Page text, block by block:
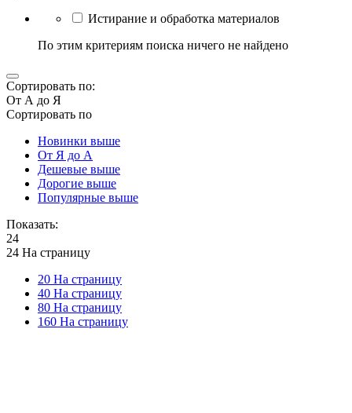
Истирание и обработка материалов
По этим критериям поиска ничего не найдено
Сортировать по:
От А до Я
Сортировать по
Новинки выше
От Я до А
Дешевые выше
Дорогие выше
Популярные выше
Показать:
24
24 На страницу
20 На страницу
40 На страницу
80 На страницу
160 На страницу